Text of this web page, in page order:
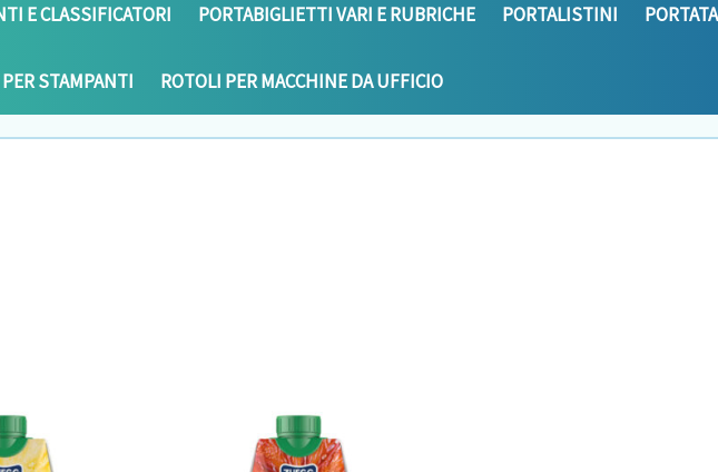
E CLASSIFICATORI PORTABIGLIETTI VARI E RUBRICHE PORTALISTINI
STAMPANTI ROTOLI PER MACCHINE DA UFFICIO